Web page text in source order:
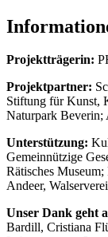
Projektträgerin:
Projektpartner:
Stiftung für Kunst,
Naturpark Beverin;
Unterstützung:
Gemeinnützige
Rätisches
Andeer,
Unser Dank geht
Bardill, Cristiana